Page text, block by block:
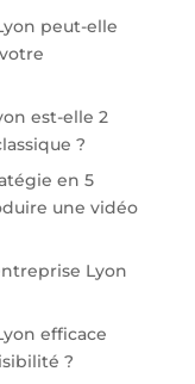
peut-elle
est-elle 2
?
en 5
une vidéo
Lyon
efficace
?